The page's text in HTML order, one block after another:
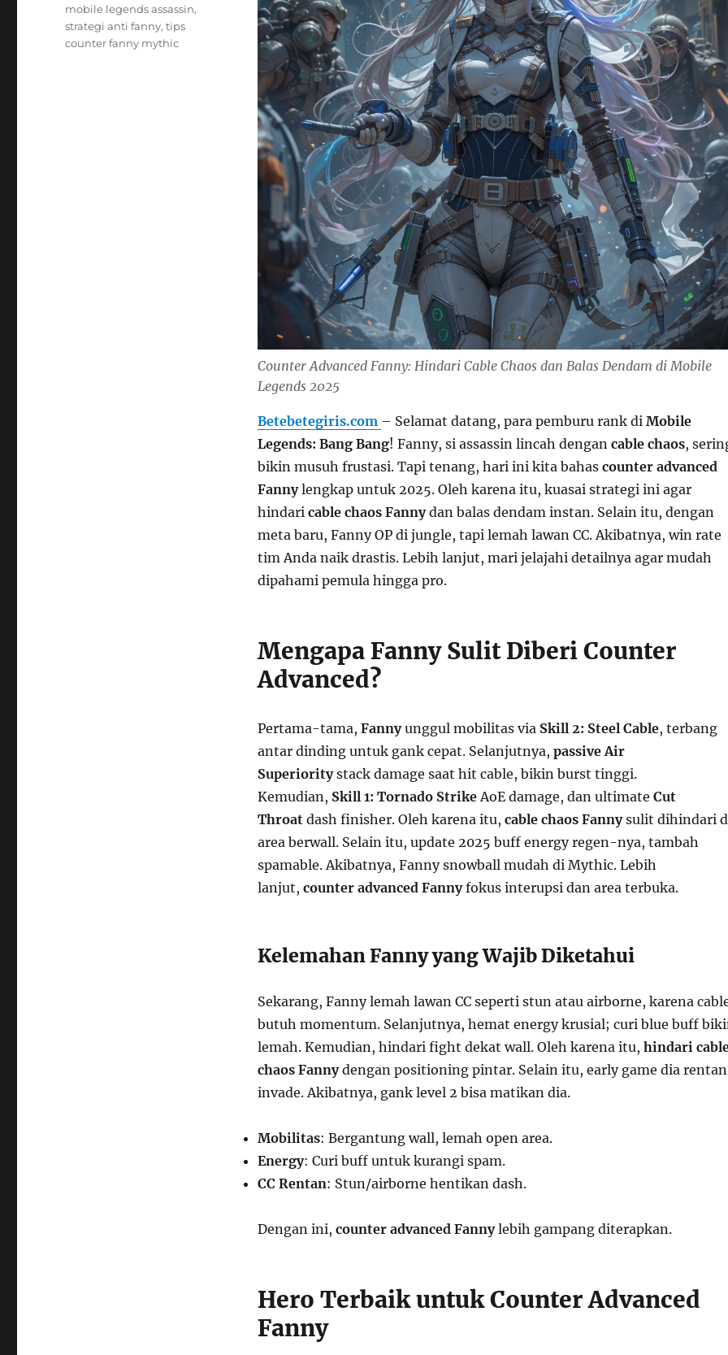
Counter Advanced Fanny: Hindari Cable Chaos dan Balas Dendam di Mobile
Legends 2025
Betebetegiris.com – Selamat datang, para pemburu rank di Mobile
Legends: Bang Bang! Fanny, si assassin lincah dengan cable chaos,
bikin musuh frustasi. Tapi tenang, hari ini kita bahas counter advanced
Fannylengkap untuk 2025. Oleh karena itu, kuasai strategi ini agar
hindari cable chaos Fannydan balas dendam instan. Selain itu, dengan
meta baru, Fanny OP di jungle, tapi lemah lawan CC. Akibatnya, win rate
tim Anda naik drastis. Lebih lanjut, mari jelajahi detailnya agar mudah
dipahami pemula hingga pro.
Mengapa Fanny Sulit Diberi Counter
Advanced?
Pertama-tama, Fannyunggul mobilitas via Skill 2: Steel Cable, terbang
antar dinding untuk gank cepat. Selanjutnya, passive Air
Superioritystack damage saat hit cable, bikin burst tinggi.
Kemudian, Skill 1: Tornado StrikeAoE damage, dan ultimate Cut
Throatdash finisher. Oleh karena itu, cable chaos Fannysulit dihindari
area berwall. Selain itu, update 2025 buff energy regen-nya, tambah
spamable. Akibatnya, Fanny snowball mudah di Mythic. Lebih
lanjut, counter advanced Fannyfokus interupsi dan area terbuka.
Kelemahan Fanny yang Wajib Diketahui
Sekarang, Fanny lemah lawan CC seperti stun atau airborne, karena
butuh momentum. Selanjutnya, hemat energy krusial; curi blue buff
lemah. Kemudian, hindari fight dekat wall. Oleh karena itu, hindari
chaos Fannydengan positioning pintar. Selain itu, early game dia rentan
invade. Akibatnya, gank level 2 bisa matikan dia.
Mobilitas: Bergantung wall, lemah open area.
Energy: Curi buff untuk kurangi spam.
CC Rentan: Stun/airborne hentikan dash.
Dengan ini, counter advanced Fannylebih gampang diterapkan.
Hero Terbaik untuk Counter Advanced
Fanny
mobile legends assassin,
strategi anti fanny,tips
counter fanny mythic